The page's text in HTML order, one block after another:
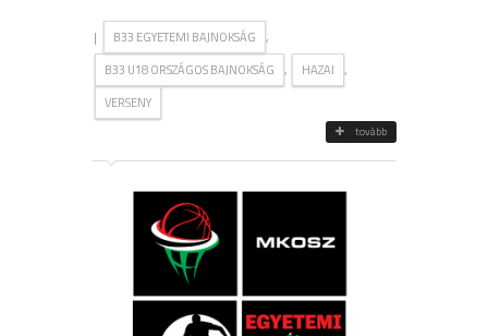
| B33 EGYETEMI BAJNOKSÁG ,
B33 U18 ORSZÁGOS BAJNOKSÁG , HAZAI ,
VERSENY
tovább